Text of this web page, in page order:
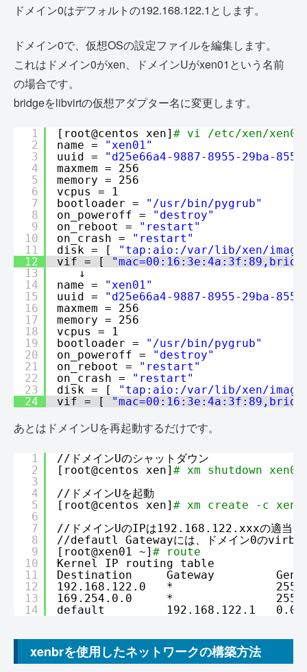
ドメイン0はデフォルトの192.168.122.1とします。
ドメイン0で、仮想OSの設定ファイルを編集します。
これはドメイン0がxen、ドメインUがxen01という名前
の場合です。
bridgeをlibvirtの仮想アダプター名に変更します。
1
2
3
4
5
6
7
8
9
10
11
12
13
14
15
16
17
18
19
20
21
22
23
24
[root@centos xen] # vi /etc/xen/xen01
name =
"xen01"
uuid =
"d25e66a4-9887-8955-29ba-
maxmem = 256
memory = 256
vcpus = 1
bootloader =
"/usr/bin/pygrub"
on_poweroff =
"destroy"
on_reboot =
"restart"
on_crash =
"restart"
disk = [
"tap:aio:/var/lib/xen/
vif = [
↓
name =
"xen01"
uuid =
"d25e66a4-9887-8955-29ba-
maxmem = 256
memory = 256
vcpus = 1
bootloader =
"/usr/bin/pygrub"
on_poweroff =
"destroy"
on_reboot =
"restart"
on_crash =
"restart"
disk = [
"tap:aio:/var/lib/xen/
vif = [
あとはドメインUを再起動するだけです。
1
2
3
4
5
6
7
8
9
10
11
12
13
14
// ドメインUのシャットダウン
[root@centos xen] # xm shutdown xen01
// ドメインUを起動
[root@centos xen] # xm create -c
// ドメインUのIPは192.168.122.xxxの適当な
//defautl
Gatewayには、ドメイン0のvirbr0
[root@xen01 ~] # route
Kernel IP routing table
Destination     Gateway
192.168.122.0   *
169.254.0.0     *
default         192.168.122.1
xenbrを使用したネットワークの構築方法